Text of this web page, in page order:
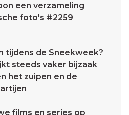
een verzameling
foto's #2259
tijdens de Sneekweek?
steeds vaker bijzaak
het zuipen en de
films en series op